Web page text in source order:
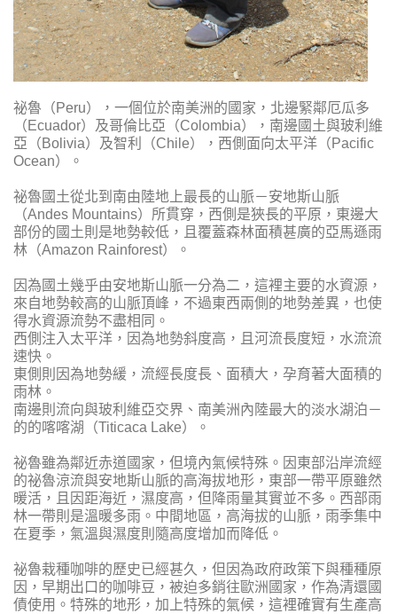
祕魯（Peru），一個位於南美洲的國家，北邊緊鄰厄瓜多
（Ecuador）及哥倫比亞（Colombia），南邊國土與玻利維
亞（Bolivia）及智利（Chile），西側面向太平洋（Pacific
Ocean）。
祕魯國土從北到南由陸地上最長的山脈－安地斯山脈
（Andes Mountains）所貫穿，西側是狹長的平原，東邊大
部份的國土則是地勢較低，且覆蓋森林面積甚廣的亞馬遜雨
林（Amazon Rainforest）。
因為國土幾乎由安地斯山脈一分為二，這裡主要的水資源，
來自地勢較高的山脈頂峰，不過東西兩側的地勢差異，也使
得水資源流勢不盡相同。
西側注入太平洋，因為地勢斜度高，且河流長度短，水流流
速快。
東側則因為地勢緩，流經長度長、面積大，孕育著大面積的
雨林。
南邊則流向與玻利維亞交界、南美洲內陸最大的淡水湖泊－
的的喀喀湖（Titicaca Lake）。
祕魯雖為鄰近赤道國家，但境內氣候特殊。因東部沿岸流經
的祕魯涼流與安地斯山脈的高海拔地形，東部一帶平原雖然
暖活，且因距海近，濕度高，但降雨量其實並不多。西部雨
林一帶則是溫暖多雨。中間地區，高海拔的山脈，雨季集中
在夏季，氣溫與濕度則隨高度增加而降低。
祕魯栽種咖啡的歷史已經甚久，但因為政府政策下與種種原
因，早期出口的咖啡豆，被迫多銷往歐洲國家，作為清還國
債使用。特殊的地形，加上特殊的氣候，這裡確實有生產高